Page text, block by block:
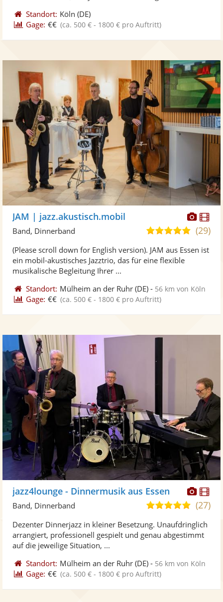
Standort: Köln (DE)
Gage: €€ (ca. 500 € - 1800 € pro Auftritt)
Fotos
JAM | jazz.akustisch.mobil
5,0
5
(29)
Band, Dinnerband
(Please scroll down for English version). JAM aus Essen ist
ein mobil-akustisches Jazztrio, das für eine flexible
musikalische Begleitung Ihrer ...
Standort: Mülheim an der Ruhr (DE) - 56 km von Köln
Gage: €€ (ca. 500 € - 1800 € pro Auftritt)
Fotos
jazz4lounge - Dinnermusik aus Essen
4,9
5
(27)
Band, Dinnerband
Dezenter Dinnerjazz in kleiner Besetzung. Unaufdringlich
arrangiert, professionell gespielt und genau abgestimmt
auf die jeweilige Situation, ...
Standort: Mülheim an der Ruhr (DE) - 56 km von Köln
Gage: €€ (ca. 500 € - 1800 € pro Auftritt)